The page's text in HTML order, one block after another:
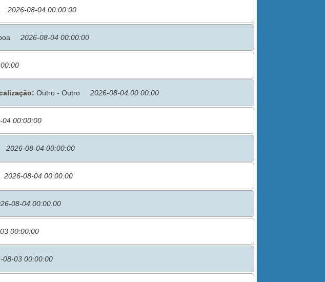
2026-08-04 00:00:00
2026-08-04 00:00:00
Outro - Outro 2026-08-04 00:00:00
04 00:00:00
2026-08-04 00:00:00
2026-08-04 00:00:00
08-04 00:00:00
00:00:00
08-03 00:00:00